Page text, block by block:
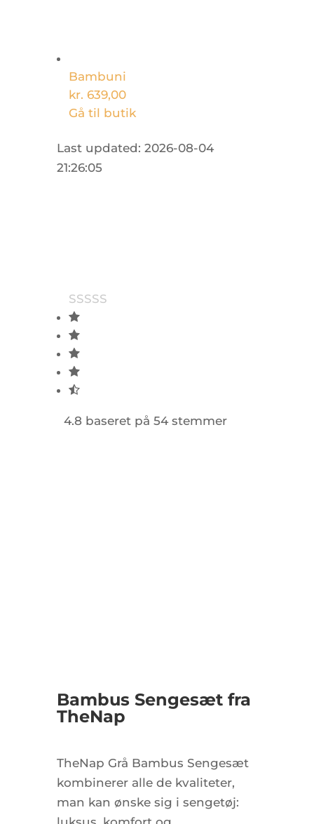
Bambuni
kr. 639,00
Gå til butik
Last updated: 2026-08-04
21:26:05
4.8 baseret på 54 stemmer
Bambus Sengesæt fra
TheNap
TheNap Grå Bambus Sengesæt
kombinerer alle de kvaliteter,
man kan ønske sig i sengetøj: